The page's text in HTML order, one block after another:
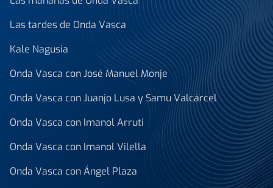
Las tardes de Onda Vasca
Kale Nagusia
Onda Vasca con José Manuel Monje
Onda Vasca con Juanjo Lusa y Samu Valcárcel
Onda Vasca con Imanol Arruti
Onda Vasca con Imanol Vilella
Onda Vasca con Ángel Plaza